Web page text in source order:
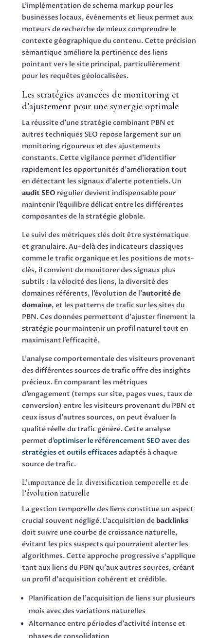
L’implémentation de schema markup pour les
businesses locaux, événements et lieux permet aux
moteurs de recherche de mieux comprendre le
contexte géographique du contenu. Cette précision
sémantique améliore la pertinence des liens
pointant vers le site principal, particulièrement
pour les requêtes géolocalisées.
Les stratégies avancées de monitoring et
d’ajustement pour une synergie optimale
La réussite d’une stratégie combinant PBN et
autres techniques SEO repose largement sur un
monitoring rigoureux et des ajustements
constants. Cette vigilance permet d’identifier
rapidement les opportunités d’amélioration tout
en détectant les signaux d’alerte potentiels. Un
audit SEOrégulier devient indispensable pour
maintenir l’équilibre délicat entre les différentes
composantes de la stratégie globale.
Le suivi des métriques clés doit être systématique
et granulaire. Au-delà des indicateurs classiques
comme le trafic organique et les positions de mots-
clés, il convient de monitorer des signaux plus
subtils : la vélocité des liens, la diversité des
domaines référents, l’évolution de l’autorité de
domaine, et les patterns de trafic sur les sites du
PBN. Ces données permettent d’ajuster finement la
stratégie pour maintenir un profil naturel tout en
maximisant l’efficacité.
L’analyse comportementale des visiteurs provenant
des différentes sources de trafic offre des insights
précieux. En comparant les métriques
d’engagement (temps sur site, pages vues, taux de
conversion) entre les visiteurs provenant du PBN et
ceux issus d’autres sources, on peut évaluer la
qualité réelle du trafic généré. Cette analyse
permet d’optimiser le référencement SEO avec des
stratégies et outils efficacesadaptés à chaque
source de trafic.
L’importance de la diversification temporelle et de
l’évolution naturelle
La gestion temporelle des liens constitue un aspect
crucial souvent négligé. L’acquisition de backlinks
doit suivre une courbe de croissance naturelle,
évitant les pics suspects qui pourraient alerter les
algorithmes. Cette approche progressive s’applique
tant aux liens du PBN qu’aux autres sources, créant
un profil d’acquisition cohérent et crédible.
Planification de l’acquisition de liens sur plusieurs
mois avec des variations naturelles
Alternance entre périodes d’activité intense et